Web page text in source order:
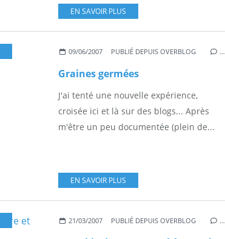
EN SAVOIR PLUS
09/06/2007 PUBLIÉ DEPUIS OVERBLOG …
Graines germées
J'ai tenté une nouvelle expérience,
croisée ici et là sur des blogs... Après
m'être un peu documentée (plein de...
EN SAVOIR PLUS
21/03/2007 PUBLIÉ DEPUIS OVERBLOG …